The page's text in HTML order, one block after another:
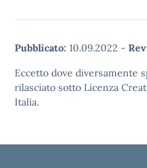
Pubblicato: 10.09.2022 -
Eccetto dove diversamente
rilasciato sotto Licenza
Italia.